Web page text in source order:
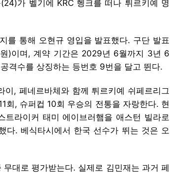
가 벨기에 KRC 헹크를 떠나 튀르키예 명
를 통해 오현규 영입을 발표했다. 구단 발표
)이며, 계약 기간은 2029년 6월까지 3년 6
격수를 상징하는 등번호 9번을 달고 뛴다.
, 페네르바체와 함께 튀르키예 쉬페르리그
회, 슈퍼컵 10회 우승의 전통을 자랑한다. 현
라이커 태미 에이브러햄을 애스턴 빌라로
다. 베식타시에서 한국 선수가 뛰는 것은 오
무대로 평가받는다. 실제로 김민재는 과거 페